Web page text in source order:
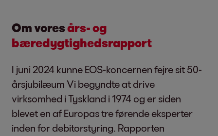
Om voresårs- og
bæredygtighedsrapport
I juni 2024 kunne EOS-koncernen fejre sit 50-
årsjubilæum Vi begyndte at drive
virksomhed i Tyskland i 1974 og er siden
blevet en af Europas tre førende eksperter
inden for debitorstyring. Rapporten